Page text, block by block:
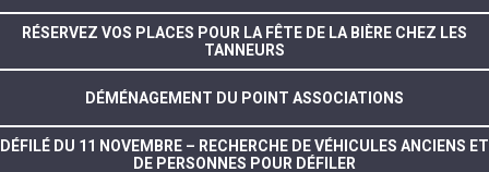
RÉSERVEZ VOS PLACES POUR LA FÊTE DE LA BIÈRE CHEZ LES
TANNEURS
DÉMÉNAGEMENT DU POINT ASSOCIATIONS
DÉFILÉ DU 11 NOVEMBRE – RECHERCHE DE VÉHICULES ANCIENS ET
DE PERSONNES POUR DÉFILER